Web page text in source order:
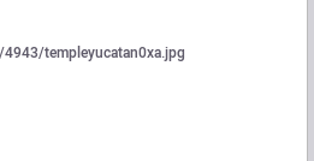
templeyucatan0xa.jpg